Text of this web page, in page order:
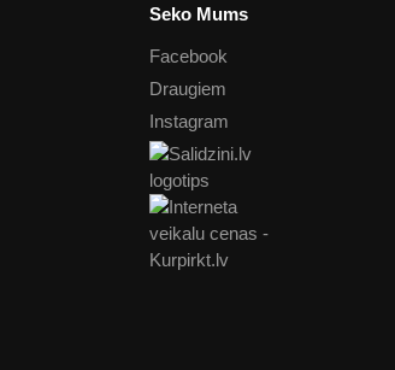
Seko Mums
Facebook
Draugiem
Instagram